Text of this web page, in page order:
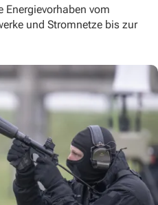
Energievorhaben vom
und Stromnetze bis zur